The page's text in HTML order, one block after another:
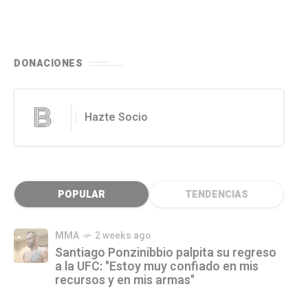
DONACIONES
Hazte Socio
POPULAR TENDENCIAS
MMA 2 weeks ago
Santiago Ponzinibbio palpita su regreso
a la UFC: "Estoy muy confiado en mis
recursos y en mis armas"